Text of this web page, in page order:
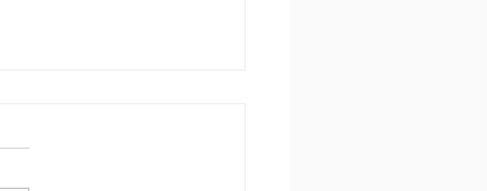
Пр.24:3-4: «Мудростью